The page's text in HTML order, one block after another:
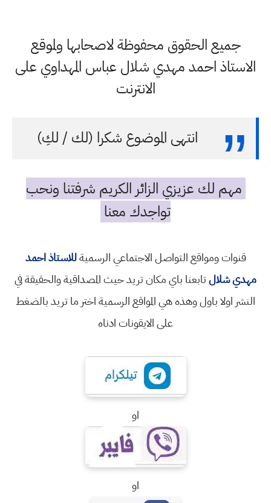
جميع الحقوق محفوظة لاصحابها ولموقع
الاستاذ احمد مهدي شلال عباس المهداوي على
الانترنت
انتهى الموضوع شكرا (لك / لكِ)
مهم لك عزيزي الزائر الكريم شرفتنا ونحب
تواجدك معنا
قنوات ومواقع التواصل الاجتماعي الرسميةللاستاذ احمد
مهدي شلالتابعنا باي مكان تريد حيث المصداقية والحقيقة في
النشر اولا باول وهذه هي المواقع الرسمية اختر ما تريد بالضغط
على الايقونات ادناه
او
او